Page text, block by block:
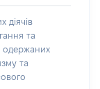
діячів
та
одержаних
та